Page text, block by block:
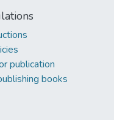
publication
books